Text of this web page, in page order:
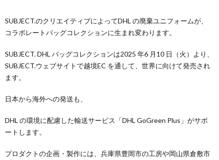
SUBJECT.のクリエイティブによってDHL の廃棄ユニフォームが、
コラボレートバッグコレクションに生まれ変わります。
SUBJECT. DHL バッグコレクションは2025 年6 月10 日（火）より、
SUBJECT.ウェブサイトで越境EC を通して、世界に向けて発売され
ます。
日本から海外への発送も、
DHL の環境に配慮した輸送サービス「DHL GoGreen Plus」がサポ
ートします。
プロダクトの企画・製作には、兵庫県豊岡市の工房や岡山県倉敷市